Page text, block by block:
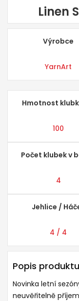
Linen
Výrobce
YarnArt
Hmotnost
100
Počet klubek v
4
Jehlice /
4 / 4
Popis produktu
Novinka letní
neuvěřitelně